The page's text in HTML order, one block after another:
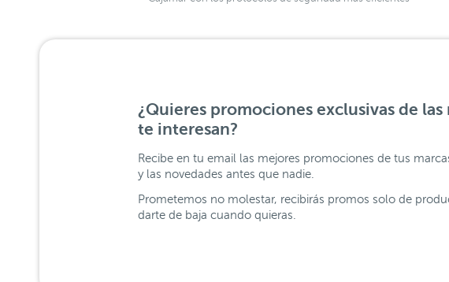
¿Quieres promociones exclusivas de
te interesan?
Recibe en tu email las mejores promociones de tus
y las novedades antes que nadie.
Prometemos no molestar, recibirás promos solo de
darte de baja cuando quieras.